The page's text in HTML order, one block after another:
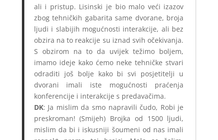
ali i pristup. Lisinski je bio malo veći izazov
zbog tehničkih gabarita same dvorane, broja
ljudi i slabijih mogućnosti interakcije, ali bez
obzira na to reakcije su iznad svih očekivanja.
S obzirom na to da uvijek težimo boljem,
imamo ideje kako ćemo neke tehničke stvari
odraditi još bolje kako bi svi posjetitelji u
dvorani imali iste mogućnosti praćenja
konferencije i interakcije s predavačima.
DK: Ja mislim da smo napravili čudo, Robi je
preskroman! (Smijeh) Brojka od 1500 ljudi,
mislim da bi i iskusniji šoumeni od nas imali